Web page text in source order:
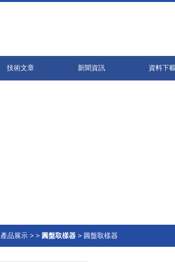
中文字幕中文字幕,亚洲成人免费看电影,天天操天天
技術文章 新聞資訊 資料下
產品展示 > > 圓盤取樣器 > 圓盤取樣器